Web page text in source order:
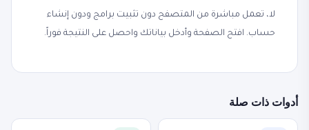
لا، تعمل مباشرة من المتصفح دون تثبيت برامج ودون إنشاء
حساب. افتح الصفحة وأدخل بياناتك واحصل على النتيجة فوراً.
أدوات ذات صلة